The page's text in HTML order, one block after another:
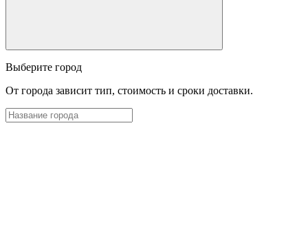
Выберите город
От города зависит тип, стоимость и сроки доставки.